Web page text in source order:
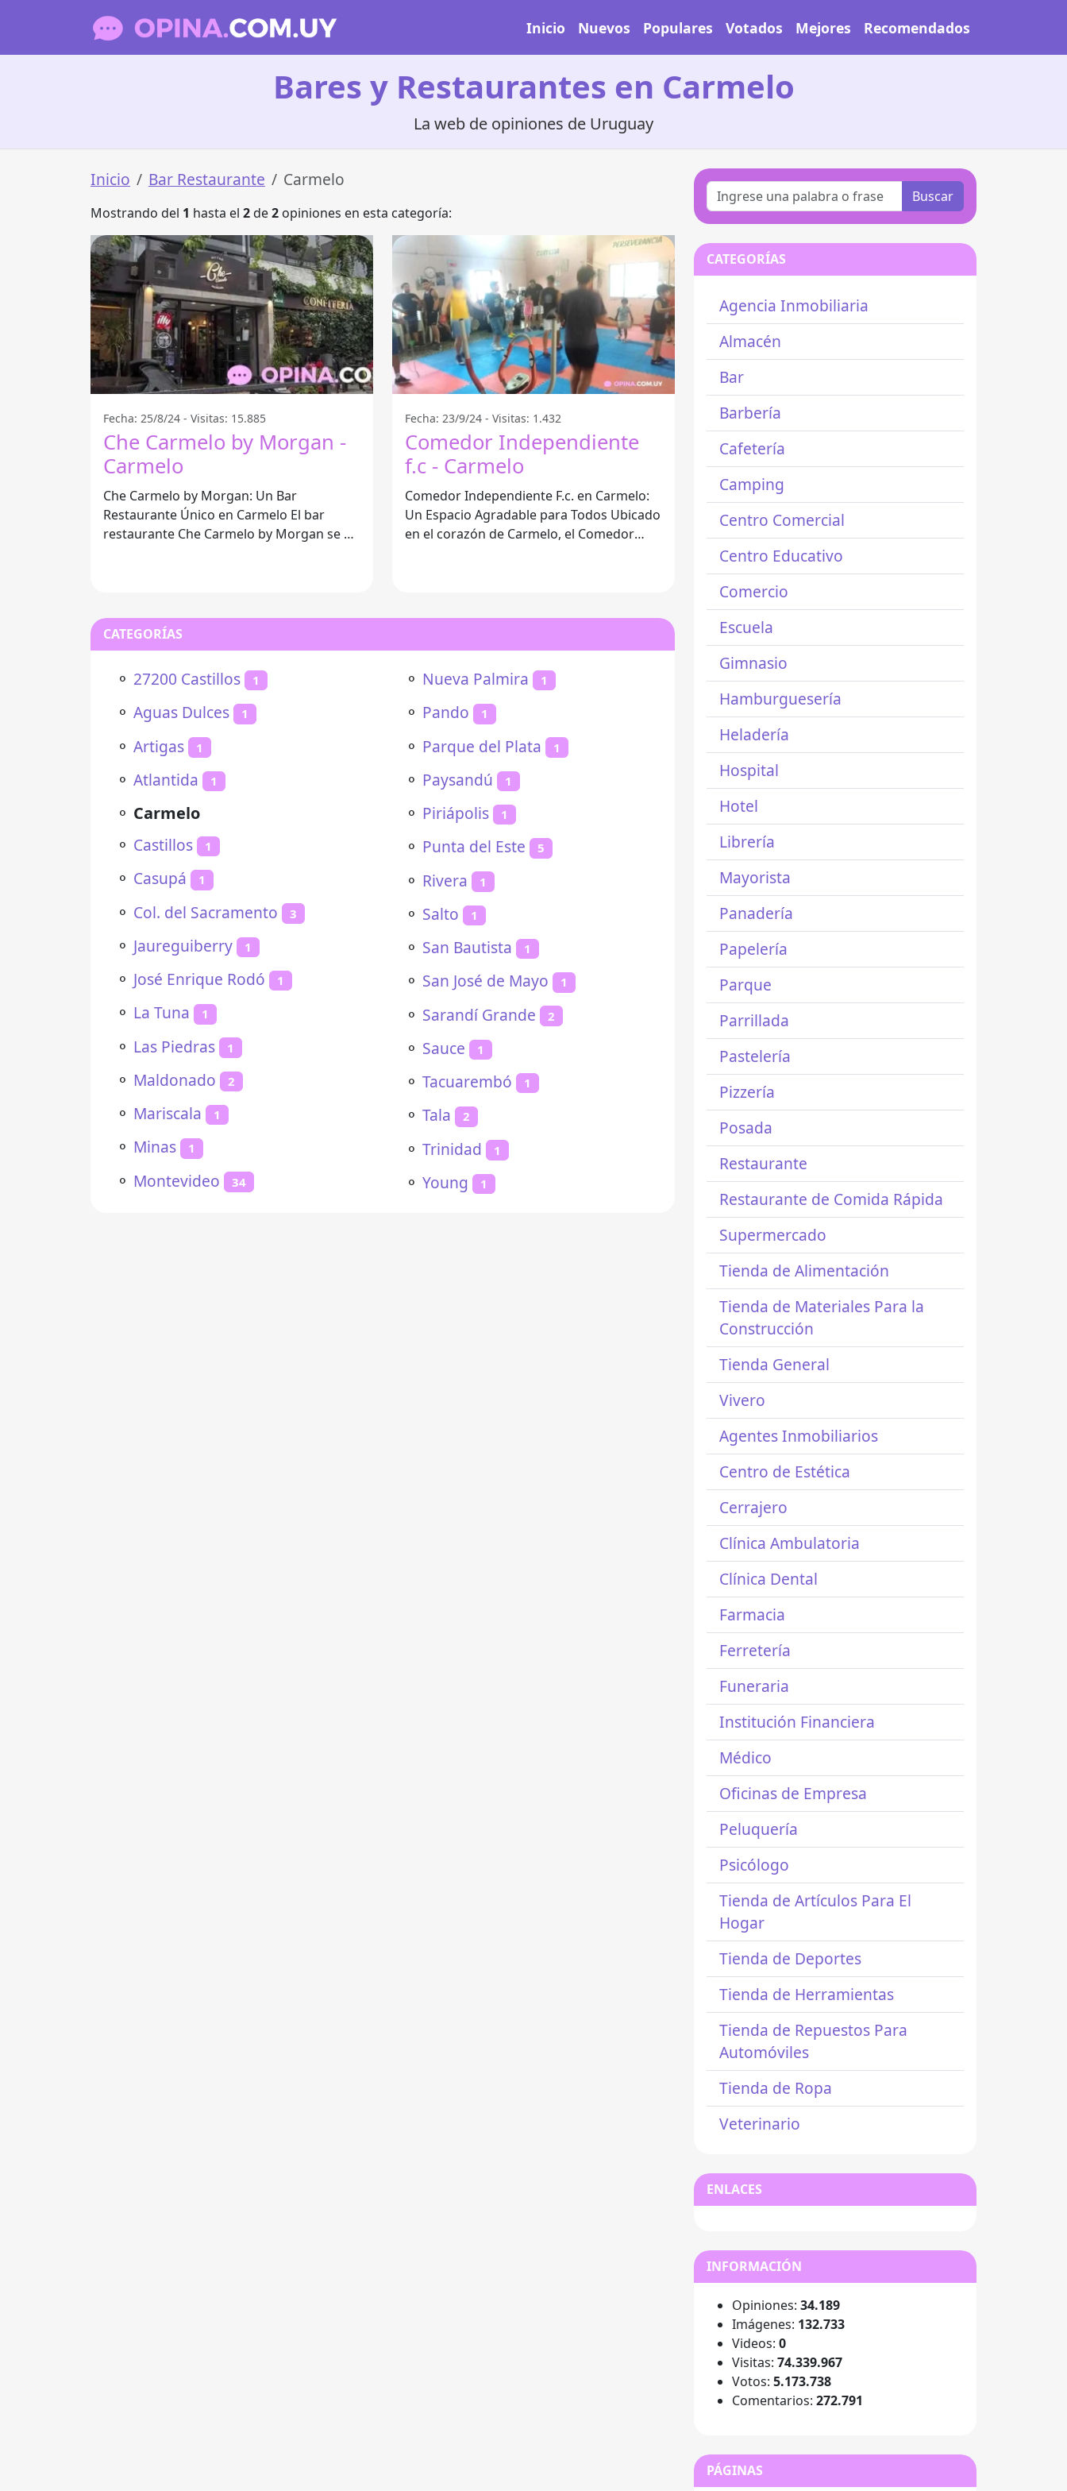
Inicio Nuevos Populares Votados Mejores Recomendados
Bares y Restaurantes en Carmelo
La web de opiniones de Uruguay
Inicio Bar Restaurante Carmelo
Mostrando del 1 hasta el 2de2 opiniones en esta categoría:
Fecha: 25/8/24 - Visitas: 15.885
Che Carmelo by Morgan -
Carmelo
Che Carmelo by Morgan: Un Bar
Restaurante Único en Carmelo El bar
restaurante Che Carmelo by Morgan se ha
Fecha: 23/9/24 - Visitas: 1.432
Comedor Independiente
f.c - Carmelo
Comedor Independiente F.c. en Carmelo:
Un Espacio Agradable para Todos Ubicado
en el corazón de Carmelo, el Comedor
CATEGORÍAS
⚬ 27200 Castillos 1
⚬ Aguas Dulces 1
⚬ Artigas 1
⚬ Atlantida 1
⚬ Carmelo
⚬ Castillos 1
⚬ Casupá 1
⚬ Col. del Sacramento 3
⚬ Jaureguiberry 1
⚬ José Enrique Rodó 1
⚬ La Tuna 1
⚬ Las Piedras 1
⚬ Maldonado 2
⚬ Mariscala 1
⚬ Minas 1
⚬ Montevideo 34
⚬ Nueva Palmira 1
⚬ Pando 1
⚬ Parque del Plata 1
⚬ Paysandú 1
⚬ Piriápolis 1
⚬ Punta del Este 5
⚬ Rivera 1
⚬ Salto 1
⚬ San Bautista 1
⚬ San José de Mayo 1
⚬ Sarandí Grande 2
⚬ Sauce 1
⚬ Tacuarembó 1
⚬ Tala 2
⚬ Trinidad 1
⚬ Young 1
Buscar
CATEGORÍAS
Agencia Inmobiliaria
Almacén
Bar
Barbería
Cafetería
Camping
Centro Comercial
Centro Educativo
Comercio
Escuela
Gimnasio
Hamburguesería
Heladería
Hospital
Hotel
Librería
Mayorista
Panadería
Papelería
Parque
Parrillada
Pastelería
Pizzería
Posada
Restaurante
Restaurante de Comida Rápida
Supermercado
Tienda de Alimentación
Tienda de Materiales Para la
Construcción
Tienda General
Vivero
Agentes Inmobiliarios
Centro de Estética
Cerrajero
Clínica Ambulatoria
Clínica Dental
Farmacia
Ferretería
Funeraria
Institución Financiera
Médico
Oficinas de Empresa
Peluquería
Psicólogo
Tienda de Artículos Para El
Hogar
Tienda de Deportes
Tienda de Herramientas
Tienda de Repuestos Para
Automóviles
Tienda de Ropa
Veterinario
ENLACES
INFORMACIÓN
Opiniones: 34.189
Imágenes: 132.733
Videos: 0
Visitas: 74.339.967
Votos: 5.173.738
Comentarios: 272.791
PÁGINAS